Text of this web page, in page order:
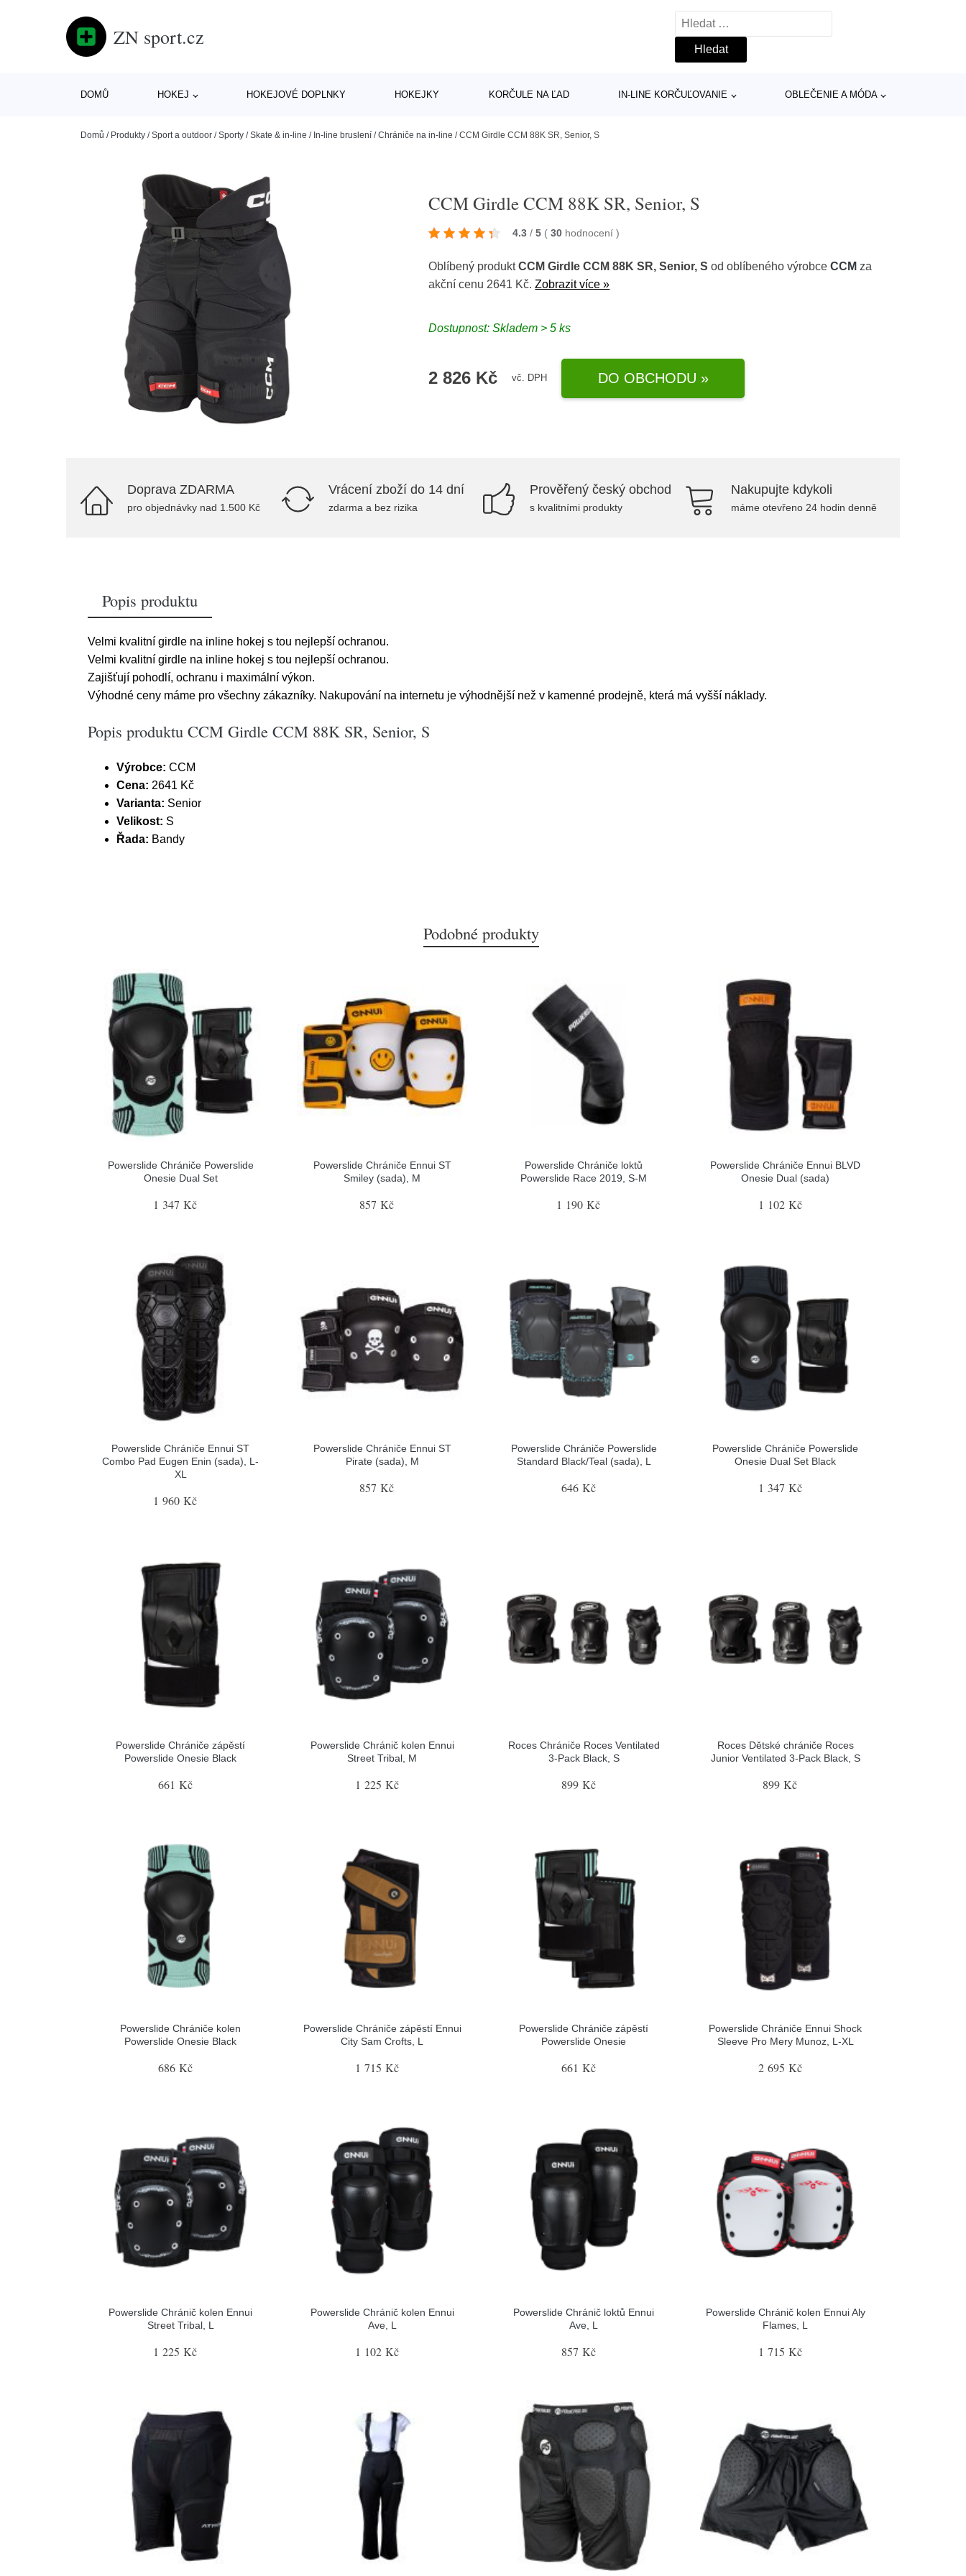
ZN sport.cz
Vyhledávání
DOMŮ HOKEJ HOKEJOVÉ DOPLNKY HOKEJKY KORČULE NA ĽAD IN-LINE KORČUĽOVANIE OBLEČENIE A MÓDA
Domů / Produkty /Sport a outdoor /Sporty /Skate & in-line / In-line bruslení /Chrániče na in-line /CCM Girdle CCM 88K SR, Senior, S
CCM Girdle CCM 88K SR, Senior, S
4.3 / 5 ( 30 hodnocení)
Oblíbený produktCCM Girdle CCM 88K SR, Senior, S od oblíbeného výrobceCCM za
akční cenu 2641 Kč.Zobrazit více »
Dostupnost: Skladem > 5 ks
2 826 Kč vč. DPH DO OBCHODU »
Doprava ZDARMA
pro objednávky nad 1.500 Kč
Vrácení zboží do 14 dní
zdarma a bez rizika
Prověřený český obchod
s kvalitními produkty
Nakupujte kdykoli
máme otevřeno 24 hodin denně
Popis produktu
Velmi kvalitní girdle na inline hokej s tou nejlepší ochranou.
Velmi kvalitní girdle na inline hokej s tou nejlepší ochranou.
Zajišťují pohodlí, ochranu i maximální výkon.
Výhodné ceny máme pro všechny zákazníky. Nakupování na internetu je výhodnější než v kamenné prodejně, která má vyšší náklady.
Popis produktu CCM Girdle CCM 88K SR, Senior, S
Výrobce: CCM
Cena: 2641 Kč
Varianta: Senior
Velikost: S
Řada: Bandy
Podobné produkty
Powerslide Chrániče Powerslide
Onesie Dual Set
1 347 Kč
Powerslide Chrániče Ennui ST
Smiley (sada), M
857 Kč
Powerslide Chrániče loktů
Powerslide Race 2019, S-M
1 190 Kč
Powerslide Chrániče Ennui BLVD
Onesie Dual (sada)
1 102 Kč
Powerslide Chrániče Ennui ST
Combo Pad Eugen Enin (sada), L-
XL
1 960 Kč
Powerslide Chrániče Ennui ST
Pirate (sada), M
857 Kč
Powerslide Chrániče Powerslide
Standard Black/Teal (sada), L
646 Kč
Powerslide Chrániče Powerslide
Onesie Dual Set Black
1 347 Kč
Powerslide Chrániče zápěstí
Powerslide Onesie Black
661 Kč
Powerslide Chránič kolen Ennui
Street Tribal, M
1 225 Kč
Roces Chrániče Roces Ventilated
3-Pack Black, S
899 Kč
Roces Dětské chrániče Roces
Junior Ventilated 3-Pack Black, S
899 Kč
Powerslide Chrániče kolen
Powerslide Onesie Black
686 Kč
Powerslide Chrániče zápěstí Ennui
City Sam Crofts, L
1 715 Kč
Powerslide Chrániče zápěstí
Powerslide Onesie
661 Kč
Powerslide Chrániče Ennui Shock
Sleeve Pro Mery Munoz, L-XL
2 695 Kč
Powerslide Chránič kolen Ennui
Street Tribal, L
1 225 Kč
Powerslide Chránič kolen Ennui
Ave, L
1 102 Kč
Powerslide Chránič loktů Ennui
Ave, L
857 Kč
Powerslide Chránič kolen Ennui Aly
Flames, L
1 715 Kč